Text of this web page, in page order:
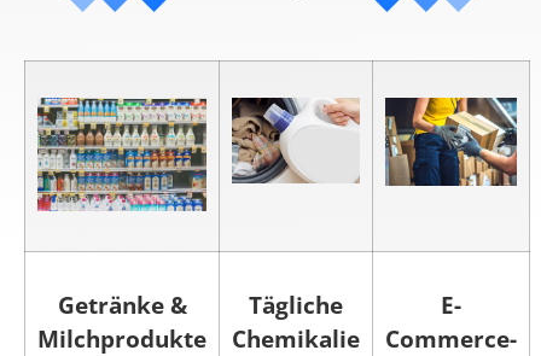
Getränke &
Milchprodukte
Tägliche
Chemikalie
E-
Commerce-